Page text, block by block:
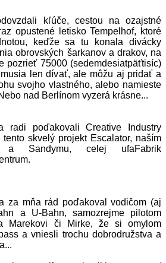
kľúče, cestou na ozajstné
opustené letisko Tempelhof, ktoré
keďže sa tu konala divácky
obrovských šarkanov a drakov, na
pozrieť 75000 (sedemdesiatpäťtisíc)
len dívať, ale môžu aj pridať a
svojho vlastného, alebo namieste
nad Berlínom vyzerá krásne...
poďakovali Creative Industry
skvelý projekt Escalator, naším
a Sandymu, celej ufaFabrik
.
za mňa rád poďakoval vodičom (aj
a U-Bahn, samozrejme pilotom
Marekovi či Mirke, že si omylom
a vniesli trochu dobrodružstva a